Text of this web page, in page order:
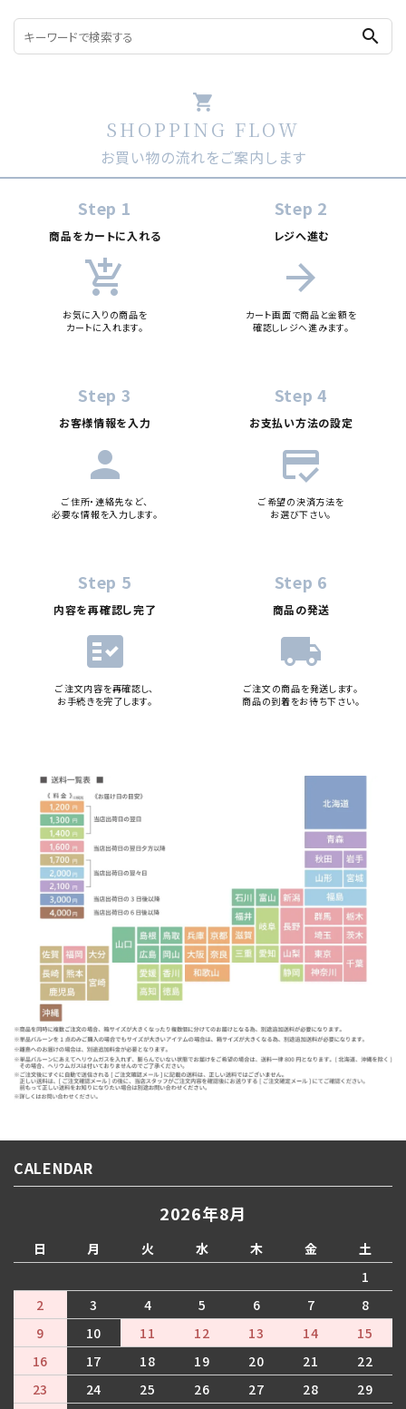
search
shopping_cart
SHOPPING FLOW
お買い物の流れをご案内します
Step 1
商品をカートに入れる
add_shopping_cart
お気に入りの商品を
カートに入れます。
Step 2
レジへ進む
arrow_forward
カート画面で商品と金額を
確認しレジへ進みます。
Step 3
お客様情報を入力
person
ご住所・連絡先など、
必要な情報を入力します。
Step 4
お支払い方法の設定
credit_score
ご希望の決済方法を
お選び下さい。
Step 5
内容を再確認し完了
fact_check
ご注文内容を再確認し、
お手続きを完了します。
Step 6
商品の発送
local_shipping
ご注文の商品を発送します。
商品の到着をお待ち下さい。
CALENDAR
2026年8月
日 月 火 水 木 金
土
1
2
3 4 5 6 7
8
9
10 11 12 13 14
15
16
17 18 19 20 21
22
23
24 25 26 27 28
29